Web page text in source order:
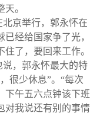
。
京举行，郭永怀在
经给国家争了光，
了，要回来工作。
，郭永怀最大的特
很少休息”。“每次
下午五六点钟该下班
对我说还有别的事情